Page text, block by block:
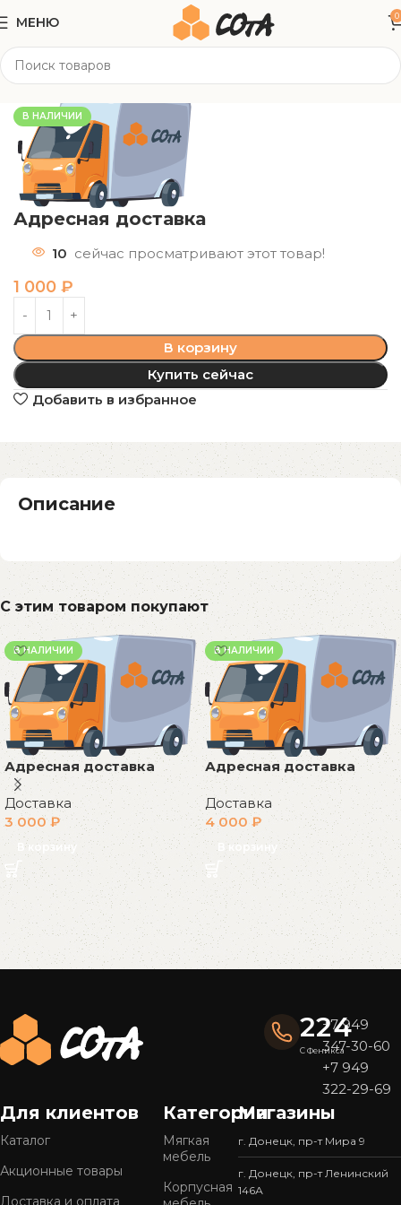
МЕНЮ 0
Доставка
В НАЛИЧИИ
Адресная доставка
10 сейчас просматривают этот товар!
1 000 ₽
В корзину
Купить сейчас
Добавить в избранное
Описание
С этим товаром покупают
В НАЛИЧИИ
Адресная доставка
Доставка
3 000₽
В корзину
В НАЛИЧИИ
Адресная доставка
Доставка
4 000₽
В корзину
Read More
224
С Феникса
+7 949
347-30-60
+7 949
322-29-69
Для клиентов
Каталог
Акционные товары
Доставка и оплата
Категории
Мягкая
мебель
Корпусная
Магазины
г. Донецк, пр-т Мира 9
г. Донецк, пр-т Ленинский
146А